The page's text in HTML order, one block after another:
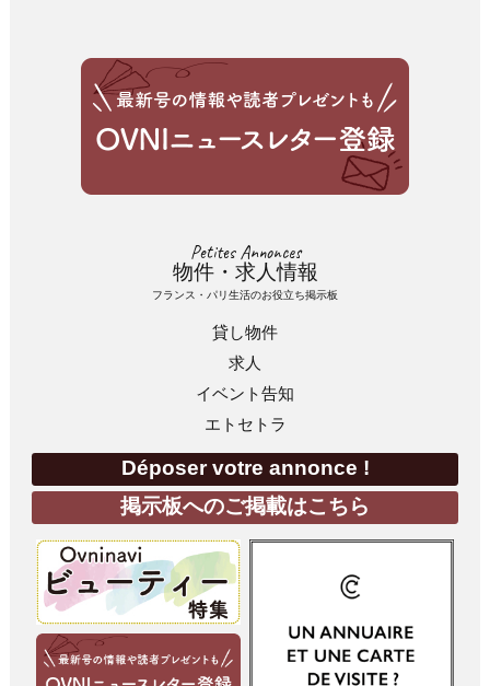
Petites Annonces
物件・求人情報
フランス・パリ生活のお役立ち掲示板
貸し物件
求人
イベント告知
エトセトラ
Déposer votre annonce !
掲示板へのご掲載はこちら